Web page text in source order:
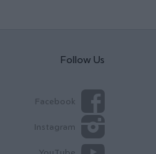
Follow Us
Facebook
Instagram